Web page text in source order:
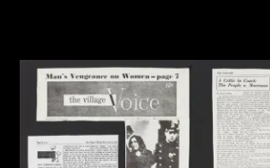
M+藏品
進一步篩選